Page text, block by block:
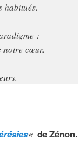
habitués.
:
notre cœur.
« de Zénon.